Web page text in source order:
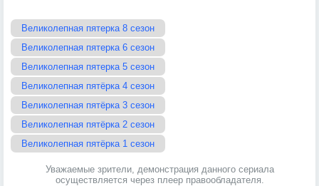
Великолепная пятерка 8 сезон
Великолепная пятерка 6 сезон
Великолепная пятерка 5 сезон
Великолепная пятёрка 4 сезон
Великолепная пятёрка 3 сезон
Великолепная пятёрка 2 сезон
Великолепная пятёрка 1 сезон
Уважаемые зрители, демонстрация данного сериала
осуществляется через плеер правообладателя.